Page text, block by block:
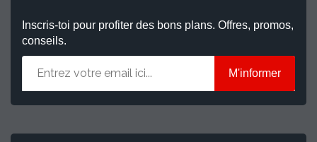
Inscris-toi pour profiter des bons plans. Offres, promos,
conseils.
M'informer